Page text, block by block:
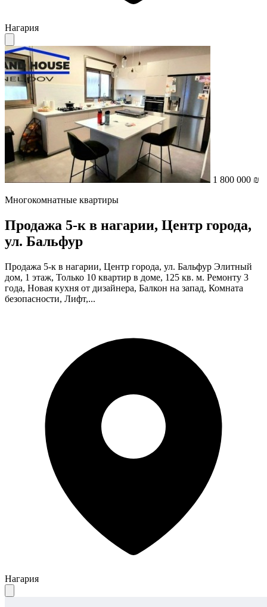
Нагария
1 800 000 ₪
Многокомнатные квартиры
Продажа 5-к в нагарии, Центр города,
ул. Бальфур
Продажа 5-к в нагарии, Центр города, ул. Бальфур Элитный
дом, 1 этаж, Только 10 квартир в доме, 125 кв. м. Ремонту 3
года, Новая кухня от дизайнера, Балкон на запад, Комната
безопасности, Лифт,...
Нагария